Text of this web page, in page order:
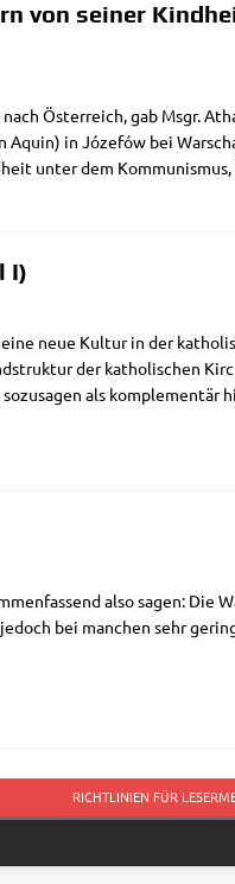
von seiner
Öster­reich, gab Msgr.
Aquin) in Józe­fów bei
unter dem
I)
neue Kul­tur in der
der katho­li­schen
als kom­ple­men­tär
also sagen: Die
bei man­chen sehr
RICHTLINIEN FÜR